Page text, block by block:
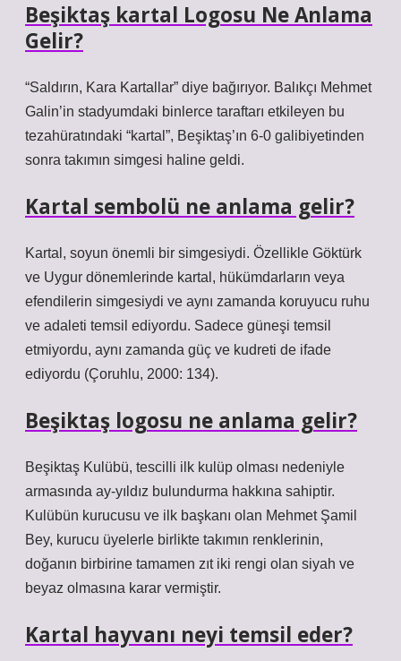
Beşiktaş kartal Logosu Ne Anlama
Gelir?
“Saldırın, Kara Kartallar” diye bağırıyor. Balıkçı Mehmet
Galin’in stadyumdaki binlerce taraftarı etkileyen bu
tezahüratındaki “kartal”, Beşiktaş’ın 6-0 galibiyetinden
sonra takımın simgesi haline geldi.
Kartal sembolü ne anlama gelir?
Kartal, soyun önemli bir simgesiydi. Özellikle Göktürk
ve Uygur dönemlerinde kartal, hükümdarların veya
efendilerin simgesiydi ve aynı zamanda koruyucu ruhu
ve adaleti temsil ediyordu. Sadece güneşi temsil
etmiyordu, aynı zamanda güç ve kudreti de ifade
ediyordu (Çoruhlu, 2000: 134).
Beşiktaş logosu ne anlama gelir?
Beşiktaş Kulübü, tescilli ilk kulüp olması nedeniyle
armasında ay-yıldız bulundurma hakkına sahiptir.
Kulübün kurucusu ve ilk başkanı olan Mehmet Şamil
Bey, kurucu üyelerle birlikte takımın renklerinin,
doğanın birbirine tamamen zıt iki rengi olan siyah ve
beyaz olmasına karar vermiştir.
Kartal hayvanı neyi temsil eder?